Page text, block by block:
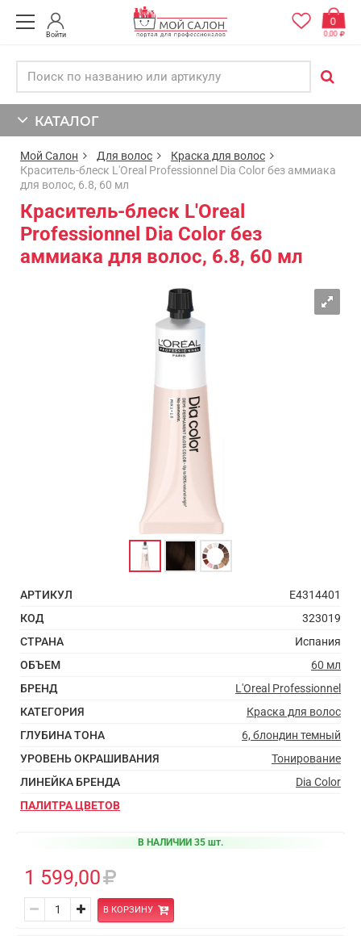
Войти
0
0,00
КАТАЛОГ
Мой Салон Для волос
Краска для волос
Краситель-блеск L'Oreal Professionnel Dia Color без аммиака
для волос, 6.8, 60 мл
Краситель-блеск L'Oreal
Professionnel Dia Color без
аммиака для волос, 6.8, 60 мл
АРТИКУЛ
E4314401
КОД
323019
СТРАНА
Испания
ОБЪЕМ
60 мл
БРЕНД
L'Oreal Professionnel
КАТЕГОРИЯ
Краска для волос
ГЛУБИНА ТОНА
6, блондин темный
УРОВЕНЬ ОКРАШИВАНИЯ
Тонирование
ЛИНЕЙКА БРЕНДА
Dia Color
ПАЛИТРА ЦВЕТОВ
В НАЛИЧИИ 35 шт.
1 599,00
В КОРЗИНУ